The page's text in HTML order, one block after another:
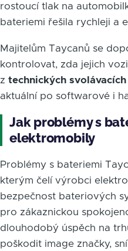
rostoucí tlak na
bateriemi řešila rychleji a
Majitelům Taycanů se
kontrolovat, zda jejich
z technických
aktuální po softwarové i
Jak problémy s
elektromobily
Problémy s bateriemi
kterým čelí výrobci
bezpečnost bateriových
pro zákaznickou
dlouhodobý úspěch na
poškodit image značky,